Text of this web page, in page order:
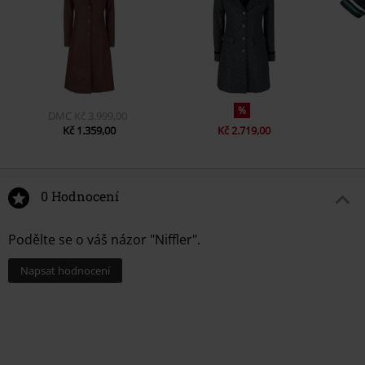
DMC Kč 3.999,00
Kč 1.359,00
%
Kč 2.719,00
0 Hodnocení
Podělte se o váš názor "Niffler".
Napsat hodnocení